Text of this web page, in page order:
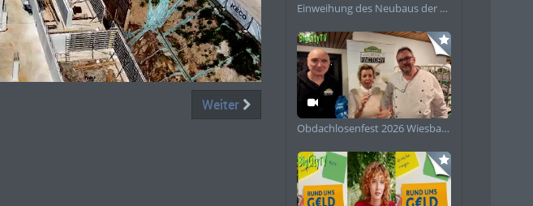
Weiter
Einweihung des Neubaus der Elisabeth-Selbert-Schule
Obdachlosenfest 2026 Wiesbaden